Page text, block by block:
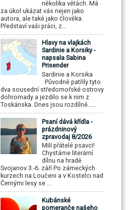
několika větách. Má
za úkol ukázat vás nejen jako
autora, ale také jako člověka.
Představí vaši práci, z...
Hlavy na vlajkách
Sardinie a Korsiky -
napsala Sabina
Prisender
Sardinie a Korsika
. Původně patřily tyto
dva sousední středomořské ostrovy
dohromady a jezdilo se k nim z
Toskánska. Dnes jsou rozdílné......
Psaní dává křídla -
prázdninový
zpravodaj 8/2026
Milí přátelé psavci!
Chystáme literární
dílnu na hradě
Svojanov 3.-6. září Po zámeckých
kurzech na Loučeni a v Kostelci nad
Černými lesy se ...
Kubánské
pomeranče našeho